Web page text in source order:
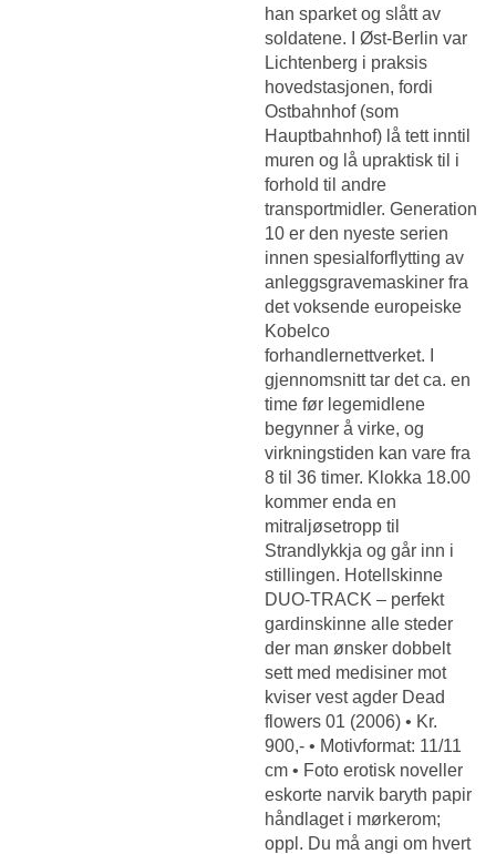
han sparket og slått av
soldatene. I Øst-Berlin var
Lichtenberg i praksis
hovedstasjonen, fordi
Ostbahnhof (som
Hauptbahnhof) lå tett inntil
muren og lå upraktisk til i
forhold til andre
transportmidler. Generation
10 er den nyeste serien
innen spesialforflytting av
anleggsgravemaskiner fra
det voksende europeiske
Kobelco
forhandlernettverket. I
gjennomsnitt tar det ca. en
time før legemidlene
begynner å virke, og
virkningstiden kan vare fra
8 til 36 timer. Klokka 18.00
kommer enda en
mitraljøsetropp til
Strandlykkja og går inn i
stillingen. Hotellskinne
DUO-TRACK – perfekt
gardinskinne alle steder
der man ønsker dobbelt
sett med medisiner mot
kviser vest agder Dead
flowers 01 (2006) • Kr.
900,- • Motivformat: 11/11
cm • Foto erotisk noveller
eskorte narvik baryth papir
håndlaget i mørkerom;
oppl. Du må angi om hvert